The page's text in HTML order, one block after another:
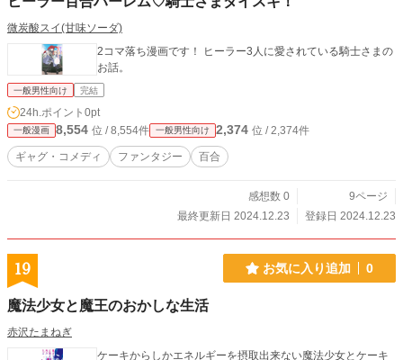
微炭酸スイ(甘味ソーダ)
2コマ落ち漫画です！ ヒーラー3人に愛されている騎士さまの
お話。
一般男性向け 完結
24h.ポイント 0pt
一般漫画 8,554 位 / 8,554件 一般男性向け 2,374 位 / 2,374件
ギャグ・コメディ ファンタジー 百合
感想数 0
9ページ
最終更新日 2024.12.23
登録日 2024.12.23
19 お気に入り追加 0
魔法少女と魔王のおかしな生活
赤沢たまねぎ
ケーキからしかエネルギーを摂取出来ない魔法少女とケーキ